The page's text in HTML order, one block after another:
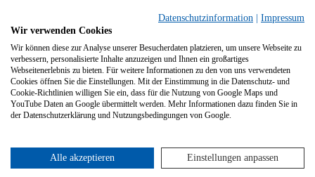
Systemanforderungen
Verlage
Verlage
Log-in
Startseite
Trefferliste
Trefferliste
Titel duplizieren & E-Book generieren
Historie
Titeldetailansicht
Titel anlegen und bearbeiten
Datenschutzinformation
Impressum
Wir verwenden Cookies
Wir können diese zur Analyse unserer Besucherdaten platzieren, um unsere Webseite zu
verbessern, personalisierte Inhalte anzuzeigen und Ihnen ein großartiges
Webseitenerlebnis zu bieten. Für weitere Informationen zu den von uns verwendeten
Cookies öffnen Sie die Einstellungen. Mit der Einstimmung in die Datenschutz- und
Cookie-Richtlinien willigen Sie ein, dass für die Nutzung von Google Maps und
YouTube Daten an Google übermittelt werden. Mehr Informationen dazu finden Sie in
der Datenschutzerklärung und Nutzungsbedingungen von Google.
Alle akzeptieren Einstellungen anpassen